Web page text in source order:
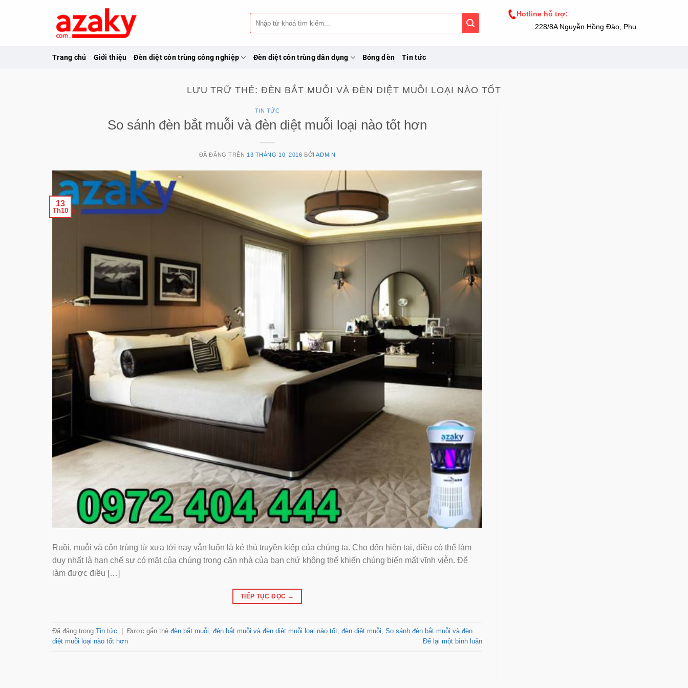
Tìm
kiếm:
Hotline hỗ trợ:
228/8A Nguyễn Hồng Đào, Phường 14, Tân
Trang chủ Giới thiệu Đèn diệt côn trùng công nghiệp Đèn diệt côn trùng dân dụng Bóng đèn Tin tức
LƯU TRỮ THẺ: ĐÈN BẮT MUỖI VÀ ĐÈN DIỆT MUỖI LOẠI NÀO TỐT
TIN TỨC
So sánh đèn bắt muỗi và đèn diệt muỗi loại nào tốt hơn
ĐÃ ĐĂNG TRÊN 13 THÁNG 10, 2016 BỞIADMIN
13
Th10
Ruồi, muỗi và côn trùng từ xưa tới nay vẫn luôn là kẻ thù truyền kiếp của chúng ta. Cho đến hiện tại, điều có thể làm
duy nhất là hạn chế sự có mặt của chúng trong căn nhà của bạn chứ không thể khiến chúng biến mất vĩnh viễn. Để
làm được điều […]
TIẾP TỤC ĐỌC →
Đã đăng trong Tin tức Được gắn thẻ đèn bắt muỗi, đèn bắt muỗi và đèn diệt muỗi loại nào tốt, đèn diệt muỗi, So sánh đèn bắt muỗi và đèn
diệt muỗi loại nào tốt hơn
Để lại một bình luận